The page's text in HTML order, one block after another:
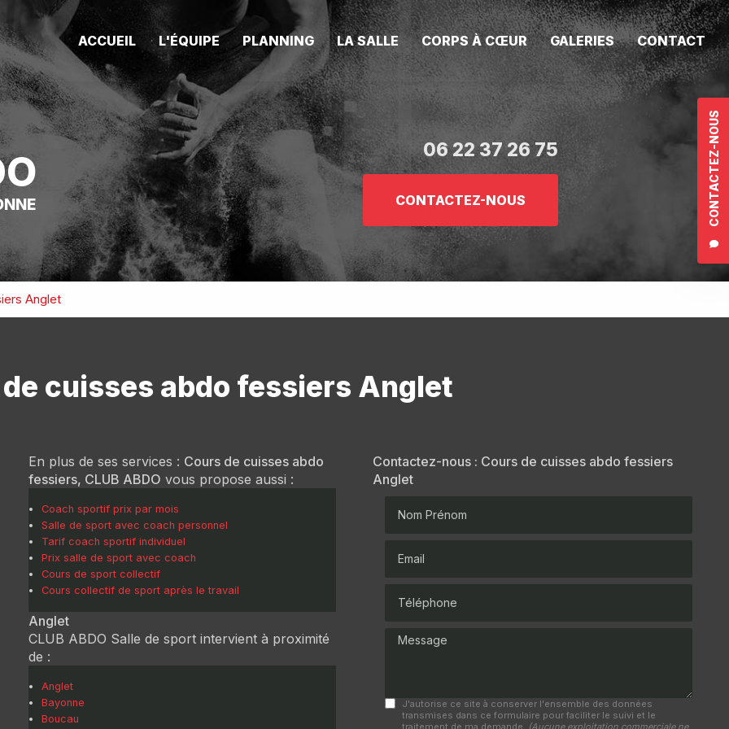
CONTACTEZ-NOUS
ACCUEIL
L'ÉQUIPE PLANNING LA SALLE CORPS À CŒUR GALERIES CONTACT
06 22 37 26 75
CONTACTEZ-NOUS
Anglet
cuisses abdo fessiers Anglet
En plus de ses services : Cours de cuisses abdo
fessiers, CLUB ABDO vous propose aussi :
Coach sportif prix par mois
Salle de sport avec coach personnel
Tarif coach sportif individuel
Prix salle de sport avec coach
Cours de sport collectif
Cours collectif de sport après le travail
Anglet
CLUB ABDO Salle de sport intervient à proximité
de :
Anglet
Bayonne
Boucau
Contactez-nous : Cours de cuisses abdo fessiers
Anglet
Message
J'autorise ce site à conserver l'ensemble des données
transmises dans ce formulaire pour faciliter le suivi et le
traitement de ma demande.
(Aucune exploitation commerciale ne